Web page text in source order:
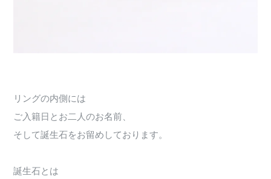
リングの内側には
ご入籍日とお二人のお名前、
そして誕生石をお留めしております。
誕生石とは